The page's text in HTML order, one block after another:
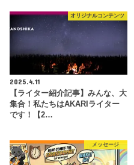
オリジナルコンテンツ
2025.4.11
【ライター紹介記事】みんな、大
集合！私たちはAKARIライター
です！【2…
メッセージ